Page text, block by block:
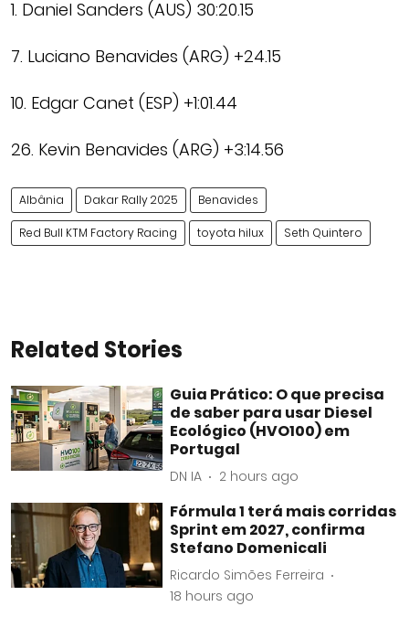
1. Daniel Sanders (AUS) 30:20.15
7. Luciano Benavides (ARG) +24.15
10. Edgar Canet (ESP) +1:01.44
26. Kevin Benavides (ARG) +3:14.56
Albânia Dakar Rally 2025 Benavides
Red Bull KTM Factory Racing toyota hilux Seth Quintero
Related Stories
Guia Prático: O que precisa
de saber para usar Diesel
Ecológico (HVO100) em
Portugal
DN IA 2 hours ago
Fórmula 1 terá mais corridas
Sprint em 2027, confirma
Stefano Domenicali
Ricardo Simões Ferreira
18 hours ago